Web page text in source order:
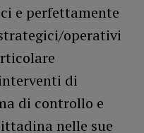
e perfettamente
operativi
di
di controllo e
nelle sue